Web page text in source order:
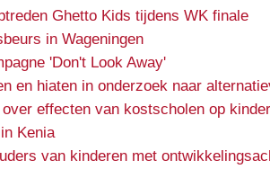
Ghetto Kids tijdens WK finale
in Wageningen
'Don't Look Away'
en hiaten in onderzoek naar
effecten van kostscholen op
Kenia
van kinderen met